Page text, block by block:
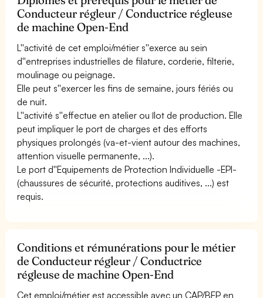
Conducteur régleur / Conductrice régleuse
de machine Open-End
L''activité de cet emploi/métier s''exerce au sein
d''entreprises industrielles de filature, corderie, filterie,
moulinage ou peignage.
Elle peut s''exercer les fins de semaine, jours fériés ou
de nuit.
L''activité s''effectue en atelier ou îlot de production. Elle
peut impliquer le port de charges et des efforts
physiques prolongés (va-et-vient autour des machines,
attention visuelle permanente, ...).
Le port d''Equipements de Protection Individuelle -EPI-
(chaussures de sécurité, protections auditives, ...) est
requis.
Conditions et rémunérations pour le métier
de Conducteur régleur / Conductrice
régleuse de machine Open-End
Cet emploi/métier est accessible avec un CAP/BEP en